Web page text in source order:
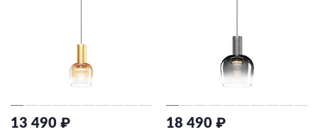
13 490 ₽ 18 490 ₽